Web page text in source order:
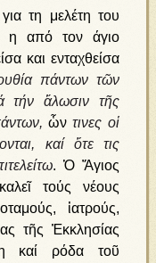
μελέτη του
η από τον άγιο
και ενταχθείσα
πάντων τῶν
τήν ἅλωσιν τῆς
ὧντινες οἱ
καί ὅτε τις
. Ὁ Ἅγιος
τούς νέους
ἰατρούς,
τῆς Ἐκκλησίας
καί ρόδα τοῦ